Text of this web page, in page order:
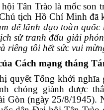
Tân Trào là mốc son
tịch Hồ Chí Minh đã
để lãnh đạo toàn
sử tranh đấu giải
riêng tôi hết sức vui
Cách mạng tháng
quyết Tổng khởi nghĩa
chóng giành được
Gòn (ngày 25/8/1945).